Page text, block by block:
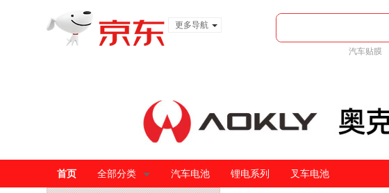
更多导航
汽车贴膜
首页 全部分类 汽车电池 锂电系列 叉车电池